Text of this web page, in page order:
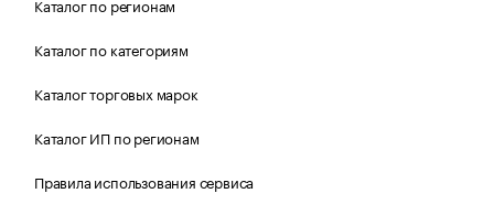
Каталог по регионам
Каталог по категориям
Каталог торговых марок
Каталог ИП по регионам
Правила использования сервиса